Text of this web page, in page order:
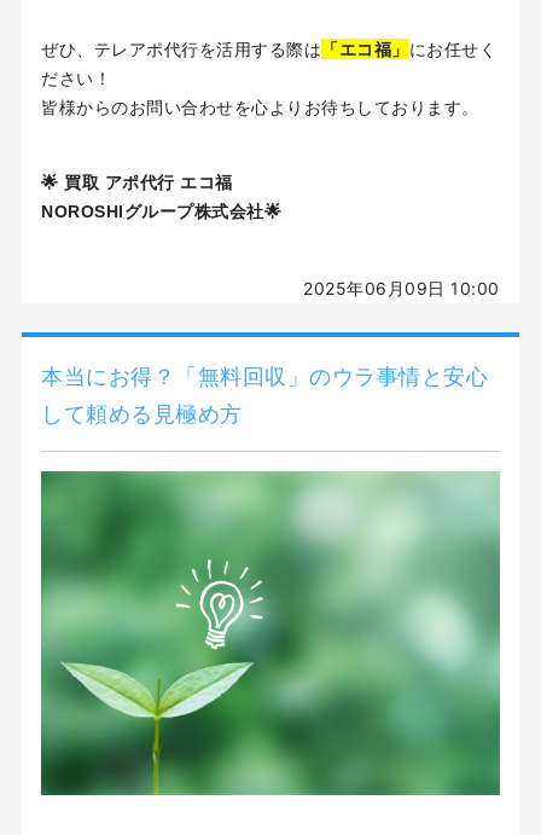
ぜひ、テレアポ代行を活用する際は 「エコ福」 にお任せく
ださい！
皆様からのお問い合わせを心よりお待ちしております。
🌟 買取 アポ代行 エコ福
NOROSHIグループ株式会社🌟
2025年06月09日 10:00
本当にお得？「無料回収」のウラ事情と安心
して頼める見極め方